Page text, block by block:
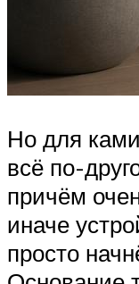
Но для
всё по-
причём
иначе
просто